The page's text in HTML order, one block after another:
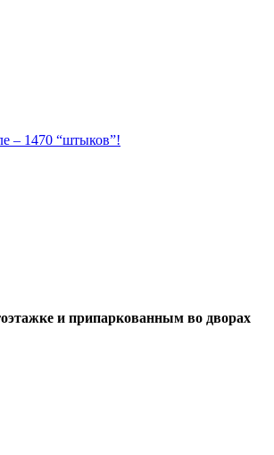
– 1470 “штыков”!
и припаркованным во дворах